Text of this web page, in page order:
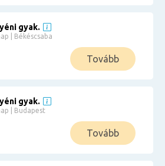
gyak.
| Békéscsaba
Tovább
gyak.
| Budapest
Tovább